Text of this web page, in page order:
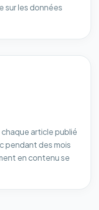
sur les données
article publié
pendant des mois
en contenu se